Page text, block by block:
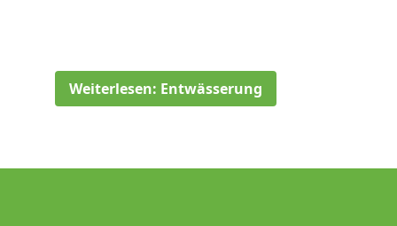
Weiterlesen: Entwässerung